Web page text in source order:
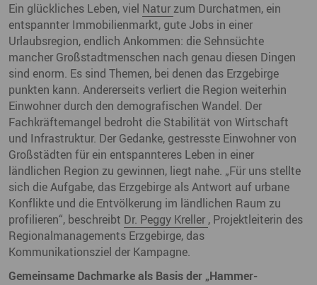
Ein glückliches Leben, viel Natur zum Durchatmen, ein
entspannter Immobilienmarkt, gute Jobs in einer
Urlaubsregion, endlich Ankommen: die Sehnsüchte
mancher Großstadtmenschen nach genau diesen Dingen
sind enorm. Es sind Themen, bei denen das Erzgebirge
punkten kann. Andererseits verliert die Region weiterhin
Einwohner durch den demografischen Wandel. Der
Fachkräftemangel bedroht die Stabilität von Wirtschaft
und Infrastruktur. Der Gedanke, gestresste Einwohner von
Großstädten für ein entspannteres Leben in einer
ländlichen Region zu gewinnen, liegt nahe. „Für uns stellte
sich die Aufgabe, das Erzgebirge als Antwort auf urbane
Konflikte und die Entvölkerung im ländlichen Raum zu
profilieren“, beschreibt Dr. Peggy Kreller , Projektleiterin des
Regionalmanagements Erzgebirge, das
Kommunikationsziel der Kampagne.
Gemeinsame Dachmarke als Basis der „Hammer-